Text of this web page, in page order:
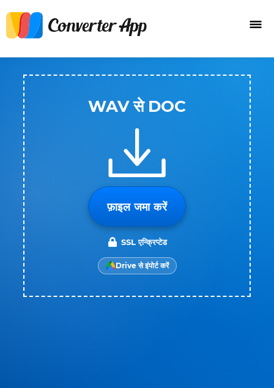
WAV से DOC
फ़ाइल जमा करें
SSL एन्क्रिप्टेड
Drive से इंपोर्ट करें